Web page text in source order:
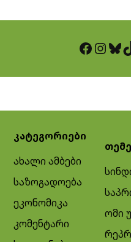
Facebook InstagramBluesky TikTok
კატეგორიები
ახალი ამბები
საზოგადოება
ეკონომიკა
კომენტარი
ომი